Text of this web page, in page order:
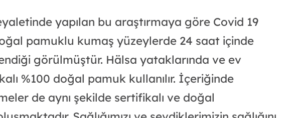
yapılan bu araştırmaya göre Covid 19
pamuklu kumaş yüzeylerde 24 saat içinde
görülmüştür. Hälsa yataklarında ve ev
%100 doğal pamuk kullanılır. İçeriğinde
de aynı şekilde sertifikalı ve doğal